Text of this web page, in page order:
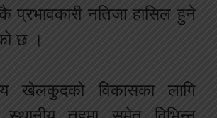
प्रभावकारी नतिजा हासिल हुने
छ ।
खेलकुदको विकासका लागि